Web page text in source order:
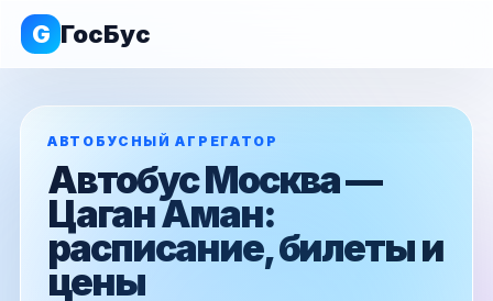
G ГосБус
АВТОБУСНЫЙ АГРЕГАТОР
Автобус Москва —
Цаган Аман:
расписание, билеты и
цены